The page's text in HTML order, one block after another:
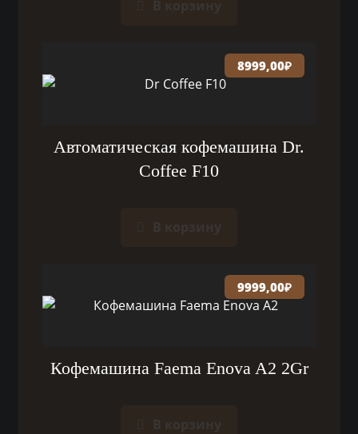
Автоматическая кофемашина Dr.
Coffee F10
8999,00₽
Кофемашина Faema Enova A2 2Gr
9999,00₽